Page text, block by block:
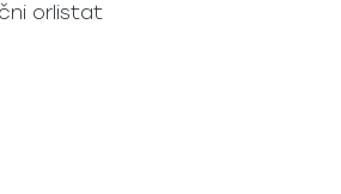
orlistat